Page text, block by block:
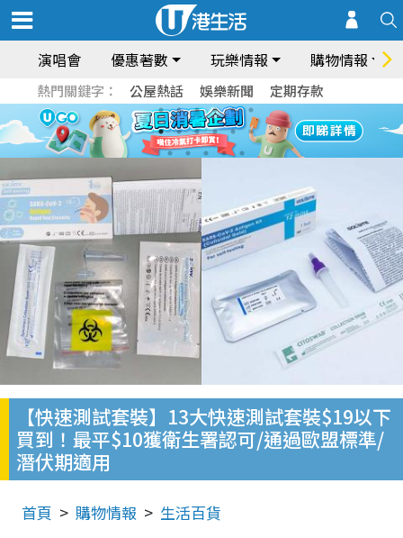
演唱會 優惠著數 玩樂情報 購物情報
熱門關鍵字： 公屋熱話 娛樂新聞 定期存款
【快速測試套裝】13大快速測試套裝$19以下
買到！最平$10獲衛生署認可/通過歐盟標準/
潛伏期適用
首頁 購物情報 生活百貨